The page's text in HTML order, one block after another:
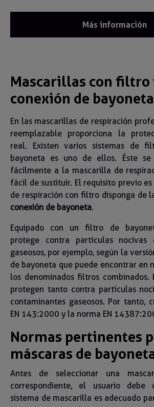
Más información
Mascarillas con filtro
conexión de bayoneta
En las mascarillas de respiración
reemplazable proporciona la
real. Existen varios sistemas de
bayoneta es uno de ellos. Éste
fácilmente a la mascarilla de
fácil de sustituir. El requisito previo
de respiración con filtro disponga de
conexión de bayoneta.
Equipado con un filtro de
protege contra partículas nocivas
gaseosos, por ejemplo, según la
de bayoneta que puede encontrar en
los denominados filtros combinados.
protegen tanto contra partículas
contaminantes gaseosos. Por tanto,
EN 143:2000 y la norma EN
Normas pertinentes
máscaras de
Antes de seleccionar una
correspondiente, el usuario debe
sistema de mascarilla es adecuado